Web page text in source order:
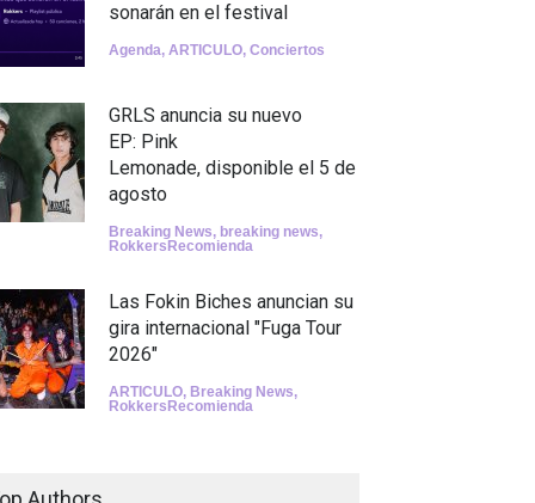
sonarán en el festival
Agenda, ARTICULO, Conciertos
GRLS anuncia su nuevo
EP: Pink
Lemonade, disponible el 5 de
agosto
Breaking News, breaking news,
RokkersRecomienda
Las Fokin Biches anuncian su
gira internacional "Fuga Tour
2026"
ARTICULO, Breaking News,
RokkersRecomienda